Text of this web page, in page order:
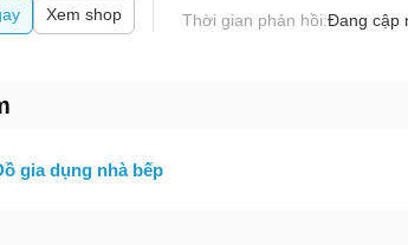
Xem shop Thời gian phản hồi:Đang cập
gia dụng nhà bếp